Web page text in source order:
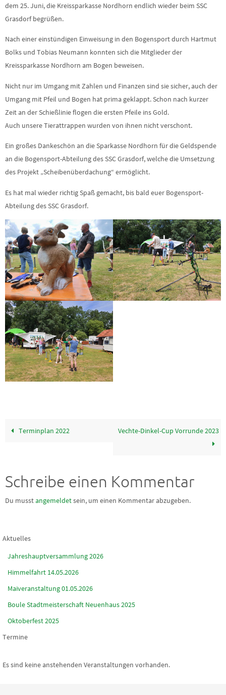
dem 25. Juni, die Kreissparkasse Nordhorn endlich wieder beim SSC
Grasdorf begrüßen.
Nach einer einstündigen Einweisung in den Bogensport durch Hartmut
Bolks und Tobias Neumann konnten sich die Mitglieder der
Kreissparkasse Nordhorn am Bogen beweisen.
Nicht nur im Umgang mit Zahlen und Finanzen sind sie sicher, auch der
Umgang mit Pfeil und Bogen hat prima geklappt. Schon nach kurzer
Zeit an der Schießlinie flogen die ersten Pfeile ins Gold.
Auch unsere Tierattrappen wurden von ihnen nicht verschont.
Ein großes Dankeschön an die Sparkasse Nordhorn für die Geldspende
an die Bogensport-Abteilung des SSC Grasdorf, welche die Umsetzung
des Projekt „Scheibenüberdachung“ ermöglicht.
Es hat mal wieder richtig Spaß gemacht, bis bald euer Bogensport-
Abteilung des SSC Grasdorf.
Terminplan 2022 Vechte-Dinkel-Cup Vorrunde 2023
Schreibe einen Kommentar
Du musstangemeldetsein, um einen Kommentar abzugeben.
Aktuelles
Jahreshauptversammlung 2026
Himmelfahrt 14.05.2026
Maiveranstaltung 01.05.2026
Boule Stadtmeisterschaft Neuenhaus 2025
Oktoberfest 2025
Termine
Es sind keine anstehenden Veranstaltungen vorhanden.